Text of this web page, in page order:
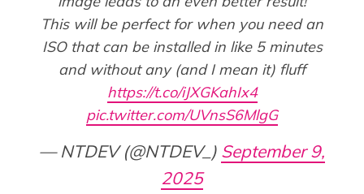
This will be perfect for when you need an
ISO that can be installed in like 5 minutes
and without any (and I mean it) fluff
https://t.co/iJXGKahIx4
pic.twitter.com/UVnsS6MlgG
— NTDEV (@NTDEV_) September 9,
2025